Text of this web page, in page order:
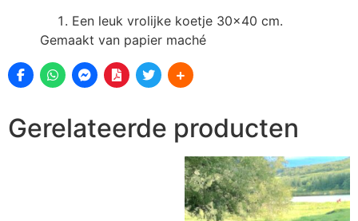
Een leuk vrolijke koetje 30×40 cm.
Gemaakt van papier maché
Gerelateerde producten